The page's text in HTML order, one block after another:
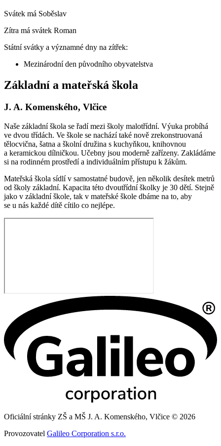
Svátek má Soběslav
Zítra má svátek Roman
Státní svátky a významné dny na zítřek:
Mezinárodní den původního obyvatelstva
Základní a mateřská škola
J. A. Komenského, Vlčice
Naše základní škola se řadí mezi školy malotřídní. Výuka probíhá
ve dvou třídách. Ve škole se nachází také nově zrekonstruovaná
tělocvična, šatna a školní družina s kuchyňkou, knihovnou
a keramickou dílničkou. Učebny jsou moderně zařízeny. Zakládáme
si na rodinném prostředí a individuálním přístupu k žákům.
Mateřská škola sídlí v samostatné budově, jen několik desítek metrů
od školy základní. Kapacita této dvoutřídní školky je 30 dětí. Stejně
jako v základní škole, tak v mateřské škole dbáme na to, aby
se u nás každé dítě cítilo co nejlépe.
Oficiální stránky ZŠ a MŠ J. A. Komenského, Vlčice © 2026
Provozovatel Galileo Corporation s.r.o.